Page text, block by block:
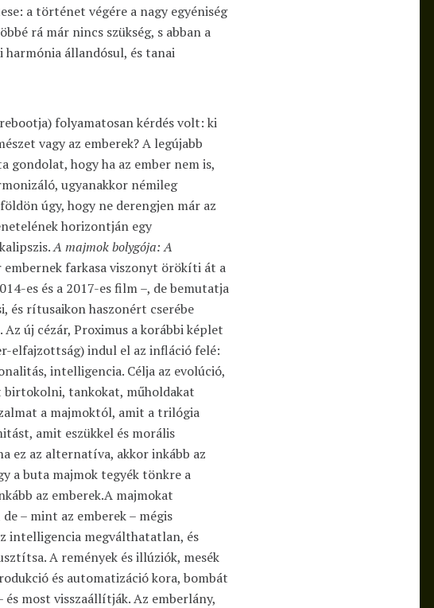
a történet végére a nagy egyéniség
rá már nincs szükség, s abban a
állandósul, és tanai
folyamatosan kérdés volt: ki
vagy az emberek? A legújabb
hogy ha az ember nem is,
ugyanakkor némileg
úgy, hogy ne derengjen már az
horizontján egy
A majmok bolygója: A
embernek farkasa viszonyt örökíti át a
es és a 2017-es film –, de bemutatja
és rítusaikon haszonért cserébe
új cézár, Proximus a korábbi képlet
elfajzottság) indul el az infláció felé:
intelligencia. Célja az evolúció,
birtokolni, tankokat, műholdakat
a majmoktól, amit a trilógia
amit eszükkel és morális
ez az alternatíva, akkor inkább az
a buta majmok tegyék tönkre a
az emberek.A majmokat
– mint az emberek – mégis
intelligencia megválthatatlan, és
A remények és illúziók, mesék
és automatizáció kora, bombát
most visszaállítják. Az emberlány,